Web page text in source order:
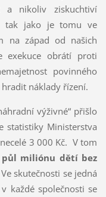
a nikoliv ziskuchtiví
tak jako je tomu ve
na západ od našich
exekuce obrátí proti
povinného
náklady řízení.
výživné“ přišlo
statistiky Ministerstva
3 000 Kč. V tom
miliónu dětí bez
Ve skutečnosti se jedná
každé společnosti se